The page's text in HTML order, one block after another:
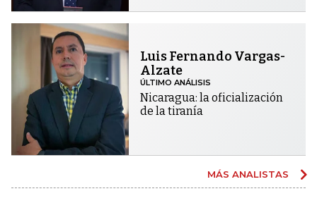
Luis Fernando Vargas-
Alzate
ÚLTIMO ANÁLISIS
Nicaragua: la oficialización
de la tiranía
MÁS ANALISTAS